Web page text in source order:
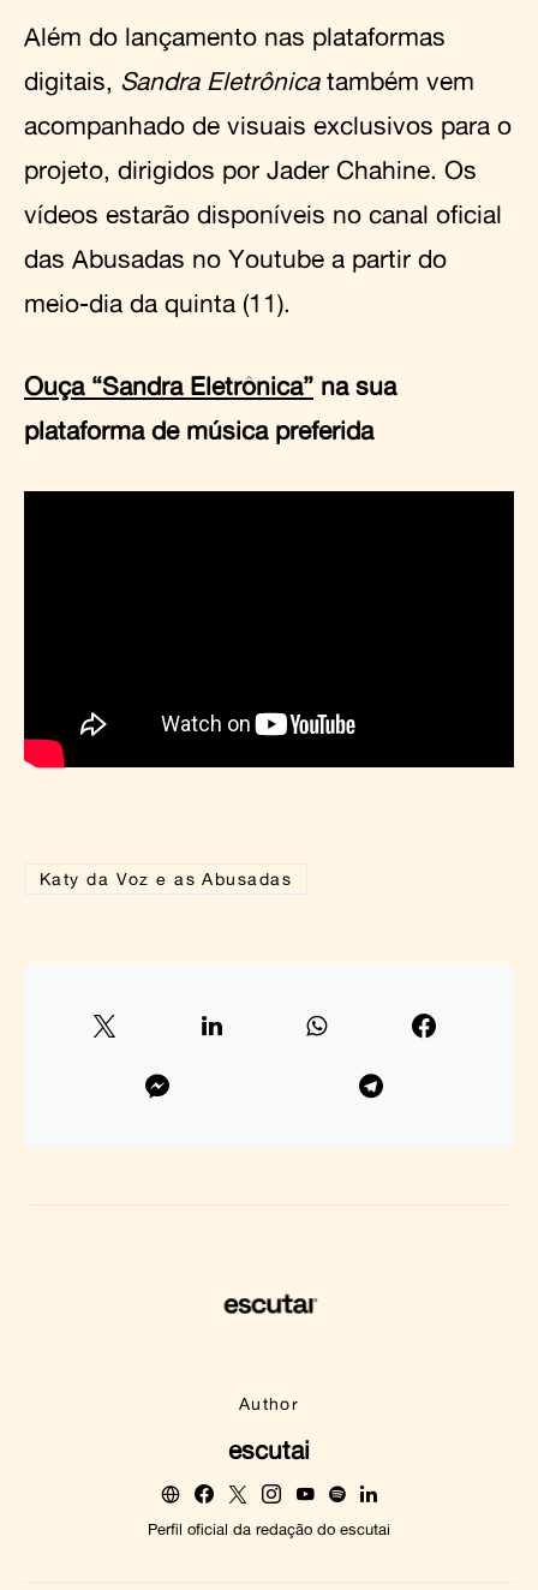
Além do lançamento nas plataformas
digitais, Sandra Eletrônica também vem
acompanhado de visuais exclusivos para o
projeto, dirigidos por Jader Chahine. Os
vídeos estarão disponíveis no canal oficial
das Abusadas no Youtube a partir do
meio-dia da quinta (11).
Ouça “Sandra Eletrônica” na sua
plataforma de música preferida
Katy da Voz e as Abusadas
Author
escutai
Perfil oficial da redação do escutai